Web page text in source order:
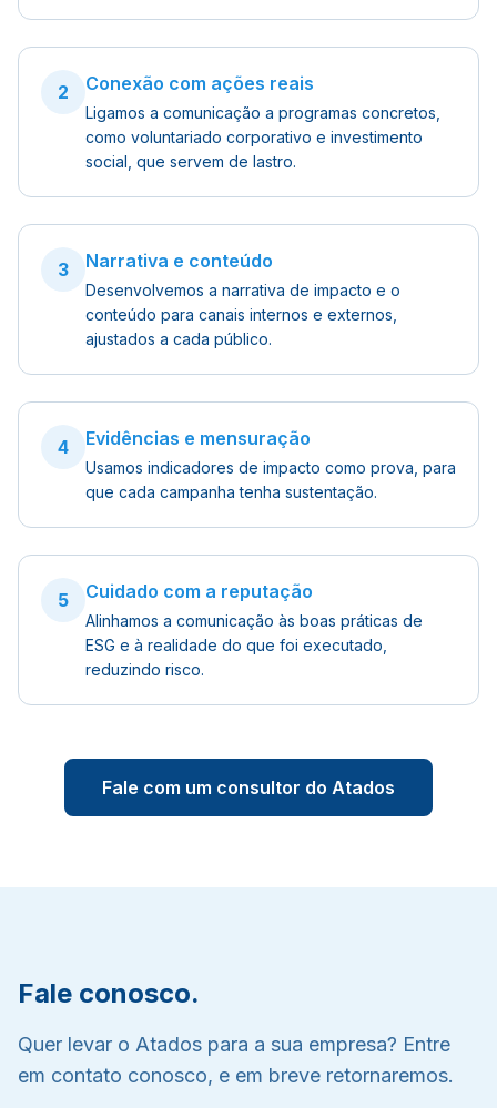
2 Conexão com ações reais
Ligamos a comunicação a programas concretos,
como voluntariado corporativo e investimento
social, que servem de lastro.
3 Narrativa e conteúdo
Desenvolvemos a narrativa de impacto e o
conteúdo para canais internos e externos,
ajustados a cada público.
4 Evidências e mensuração
Usamos indicadores de impacto como prova, para
que cada campanha tenha sustentação.
5 Cuidado com a reputação
Alinhamos a comunicação às boas práticas de
ESG e à realidade do que foi executado,
reduzindo risco.
Fale com um consultor do Atados
Fale conosco.
Quer levar o Atados para a sua empresa? Entre
em contato conosco, e em breve retornaremos.